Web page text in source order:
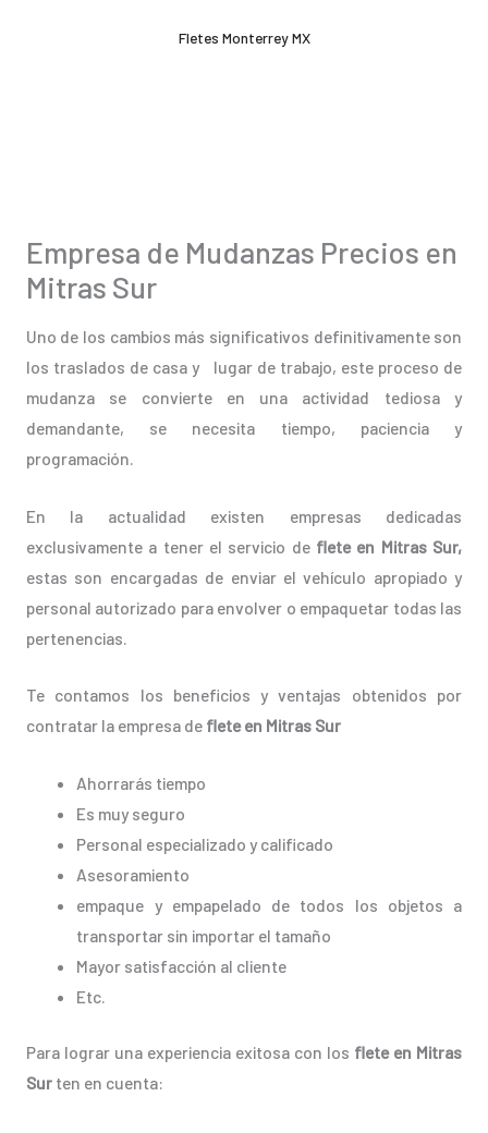
Fletes Monterrey MX
Empresa de Mudanzas Precios en
Mitras Sur
Uno de los cambios más significativos definitivamente son
los traslados de casa y lugar de trabajo, este proceso de
mudanza se convierte en una actividad tediosa y
demandante, se necesita tiempo, paciencia y
programación.
En la actualidad existen empresas dedicadas
exclusivamente a tener el servicio deflete en Mitras Sur,
estas son encargadas de enviar el vehículo apropiado y
personal autorizado para envolver o empaquetar todas las
pertenencias.
Te contamos los beneficios y ventajas obtenidos por
contratar la empresa de flete en Mitras Sur
Ahorrarás tiempo
Es muy seguro
Personal especializado y calificado
Asesoramiento
empaque y empapelado de todos los objetos a
transportar sin importar el tamaño
Mayor satisfacción al cliente
Etc.
Para lograr una experiencia exitosa con los flete en Mitras
Surten en cuenta: